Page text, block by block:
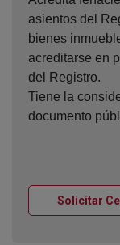
asientos del
bienes
acreditarse en
del Registro.
Tiene la
documento
Solicitar